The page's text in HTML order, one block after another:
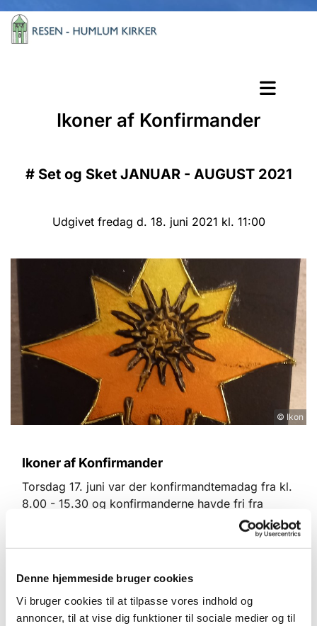
Denne hjemmeside bruger cookies
Vi bruger cookies til at tilpasse vores indhold og
annoncer, til at vise dig funktioner til sociale medier og til
Ikoner af Konfirmander
# Set og Sket JANUAR - AUGUST 2021
Udgivet fredag d. 18. juni 2021 kl. 11:00
© Ikon
Ikoner af Konfirmander
Torsdag 17. juni var der konfirmandtemadag fra kl.
8.00 - 15.30 og konfirmanderne havde fri fra
Konfirmandtemadagen havde to hovedemner:
-Alle konfirmanderne skulle lave en " konfirmand-
ikon" over deres konfirmandord. Konfirmanderne
har valgt deres konfirmandord. Se dem her:Klik